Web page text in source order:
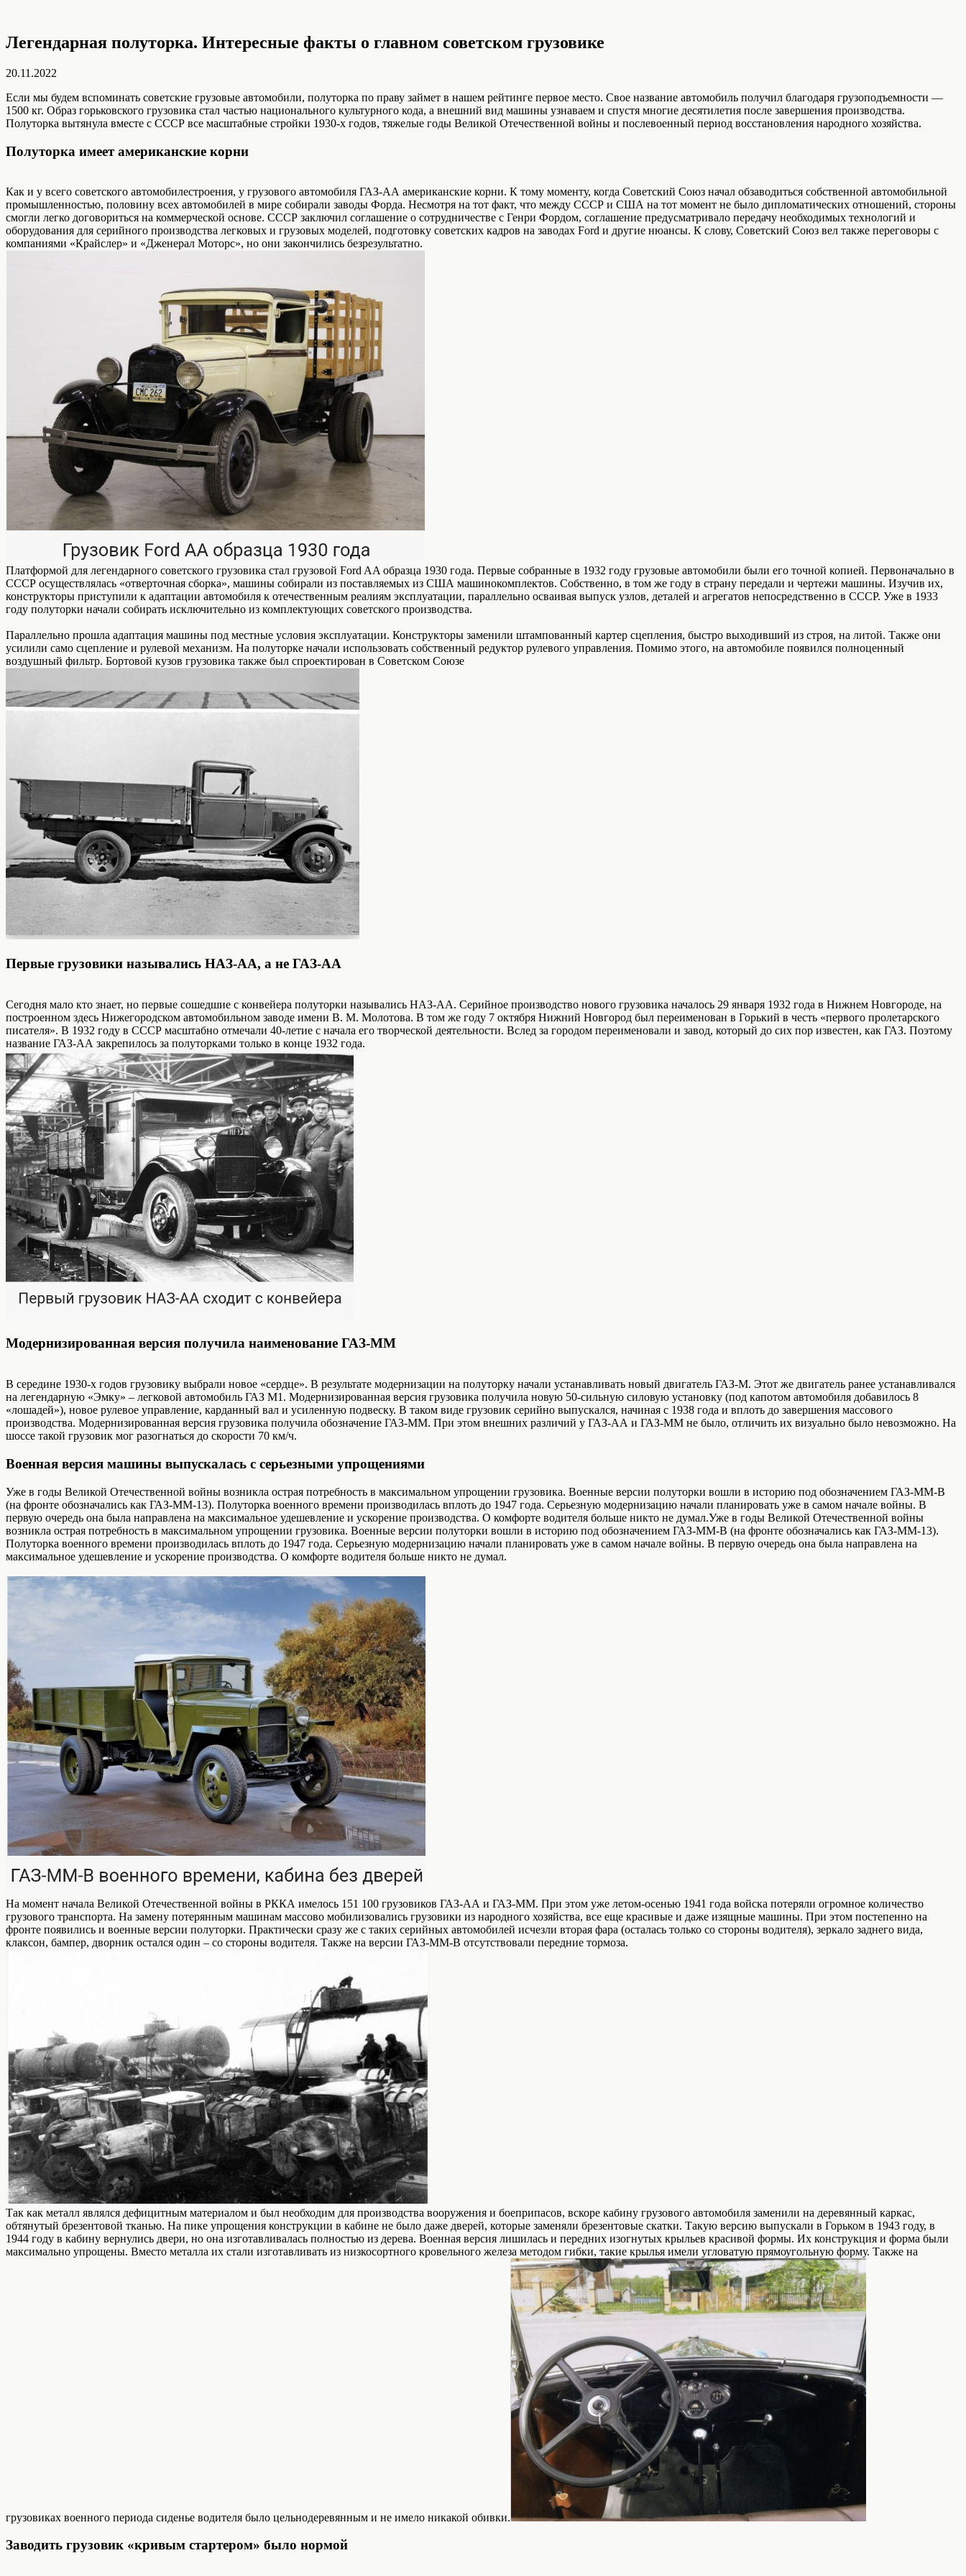
Легендарная полуторка. Интересные факты о главном советском грузовике
20.11.2022
Если мы будем вспоминать советские грузовые автомобили, полуторка по праву займет в нашем рейтинге первое место. Свое название автомобиль получил благодаря грузоподъемности —
1500 кг. Образ горьковского грузовика стал частью национального культурного кода, а внешний вид машины узнаваем и спустя многие десятилетия после завершения производства.
Полуторка вытянула вместе с СССР все масштабные стройки 1930-х годов, тяжелые годы Великой Отечественной войны и послевоенный период восстановления народного хозяйства.
Полуторка имеет американские корни
Как и у всего советского автомобилестроения, у грузового автомобиля ГАЗ-АА американские корни. К тому моменту, когда Советский Союз начал обзаводиться собственной автомобильной
промышленностью, половину всех автомобилей в мире собирали заводы Форда. Несмотря на тот факт, что между СССР и США на тот момент не было дипломатических отношений, стороны
смогли легко договориться на коммерческой основе. СССР заключил соглашение о сотрудничестве с Генри Фордом, соглашение предусматривало передачу необходимых технологий и
оборудования для серийного производства легковых и грузовых моделей, подготовку советских кадров на заводах Ford и другие нюансы. К слову, Советский Союз вел также переговоры с
компаниями «Крайслер» и «Дженерал Моторс», но они закончились безрезультатно.
Платформой для легендарного советского грузовика стал грузовой Ford AA образца 1930 года. Первые собранные в 1932 году грузовые автомобили были его точной копией. Первоначально в
СССР осуществлялась «отверточная сборка», машины собирали из поставляемых из США машинокомплектов. Собственно, в том же году в страну передали и чертежи машины. Изучив их,
конструкторы приступили к адаптации автомобиля к отечественным реалиям эксплуатации, параллельно осваивая выпуск узлов, деталей и агрегатов непосредственно в СССР. Уже в 1933
году полуторки начали собирать исключительно из комплектующих советского производства.
Параллельно прошла адаптация машины под местные условия эксплуатации. Конструкторы заменили штампованный картер сцепления, быстро выходивший из строя, на литой. Также они
усилили само сцепление и рулевой механизм. На полуторке начали использовать собственный редуктор рулевого управления. Помимо этого, на автомобиле появился полноценный
воздушный фильтр. Бортовой кузов грузовика также был спроектирован в Советском Союзе
Первые грузовики назывались НАЗ-АА, а не ГАЗ-АА
Сегодня мало кто знает, но первые сошедшие с конвейера полуторки назывались НАЗ-АА. Серийное производство нового грузовика началось 29 января 1932 года в Нижнем Новгороде, на
построенном здесь Нижегородском автомобильном заводе имени В. М. Молотова. В том же году 7 октября Нижний Новгород был переименован в Горький в честь «первого пролетарского
писателя». В 1932 году в СССР масштабно отмечали 40-летие с начала его творческой деятельности. Вслед за городом переименовали и завод, который до сих пор известен, как ГАЗ. Поэтому
название ГАЗ-АА закрепилось за полуторками только в конце 1932 года.
Модернизированная версия получила наименование ГАЗ-ММ
В середине 1930-х годов грузовику выбрали новое «сердце». В результате модернизации на полуторку начали устанавливать новый двигатель ГАЗ-М. Этот же двигатель ранее устанавливался
на легендарную «Эмку» – легковой автомобиль ГАЗ М1. Модернизированная версия грузовика получила новую 50-сильную силовую установку (под капотом автомобиля добавилось 8
«лошадей»), новое рулевое управление, карданный вал и усиленную подвеску. В таком виде грузовик серийно выпускался, начиная с 1938 года и вплоть до завершения массового
производства. Модернизированная версия грузовика получила обозначение ГАЗ-ММ. При этом внешних различий у ГАЗ-АА и ГАЗ-ММ не было, отличить их визуально было невозможно. На
шоссе такой грузовик мог разогнаться до скорости 70 км/ч.
Военная версия машины выпускалась с серьезными упрощениями
Уже в годы Великой Отечественной войны возникла острая потребность в максимальном упрощении грузовика. Военные версии полуторки вошли в историю под обозначением ГАЗ-ММ-В
(на фронте обозначались как ГАЗ-ММ-13). Полуторка военного времени производилась вплоть до 1947 года. Серьезную модернизацию начали планировать уже в самом начале войны. В
первую очередь она была направлена на максимальное удешевление и ускорение производства. О комфорте водителя больше никто не думал.Уже в годы Великой Отечественной войны
возникла острая потребность в максимальном упрощении грузовика. Военные версии полуторки вошли в историю под обозначением ГАЗ-ММ-В (на фронте обозначались как ГАЗ-ММ-13).
Полуторка военного времени производилась вплоть до 1947 года. Серьезную модернизацию начали планировать уже в самом начале войны. В первую очередь она была направлена на
максимальное удешевление и ускорение производства. О комфорте водителя больше никто не думал.
На момент начала Великой Отечественной войны в РККА имелось 151 100 грузовиков ГАЗ-АА и ГАЗ-ММ. При этом уже летом-осенью 1941 года войска потеряли огромное количество
грузового транспорта. На замену потерянным машинам массово мобилизовались грузовики из народного хозяйства, все еще красивые и даже изящные машины. При этом постепенно на
фронте появились и военные версии полуторки. Практически сразу же с таких серийных автомобилей исчезли вторая фара (осталась только со стороны водителя), зеркало заднего вида,
клаксон, бампер, дворник остался один – со стороны водителя. Также на версии ГАЗ-ММ-В отсутствовали передние тормоза.
Так как металл являлся дефицитным материалом и был необходим для производства вооружения и боеприпасов, вскоре кабину грузового автомобиля заменили на деревянный каркас,
обтянутый брезентовой тканью. На пике упрощения конструкции в кабине не было даже дверей, которые заменяли брезентовые скатки. Такую версию выпускали в Горьком в 1943 году, в
1944 году в кабину вернулись двери, но она изготавливалась полностью из дерева. Военная версия лишилась и передних изогнутых крыльев красивой формы. Их конструкция и форма были
максимально упрощены. Вместо металла их стали изготавливать из низкосортного кровельного железа методом гибки, такие крылья имели угловатую прямоугольную форму. Также на
грузовиках военного периода сиденье водителя было цельнодеревянным и не имело никакой обивки.
Заводить грузовик «кривым стартером» было нормой